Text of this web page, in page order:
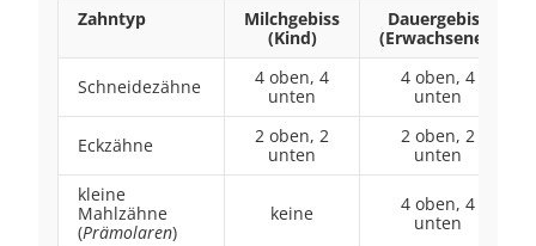
Zahntyp
Milchgebiss
(Kind)
Dauergebiss
(Erwachsener)
Schneidezähne
4 oben, 4
unten
4 oben, 4
unten
Eckzähne
2 oben, 2
unten
2 oben, 2
unten
kleine
Mahlzähne
(Prämolaren)
keine
4 oben, 4
unten